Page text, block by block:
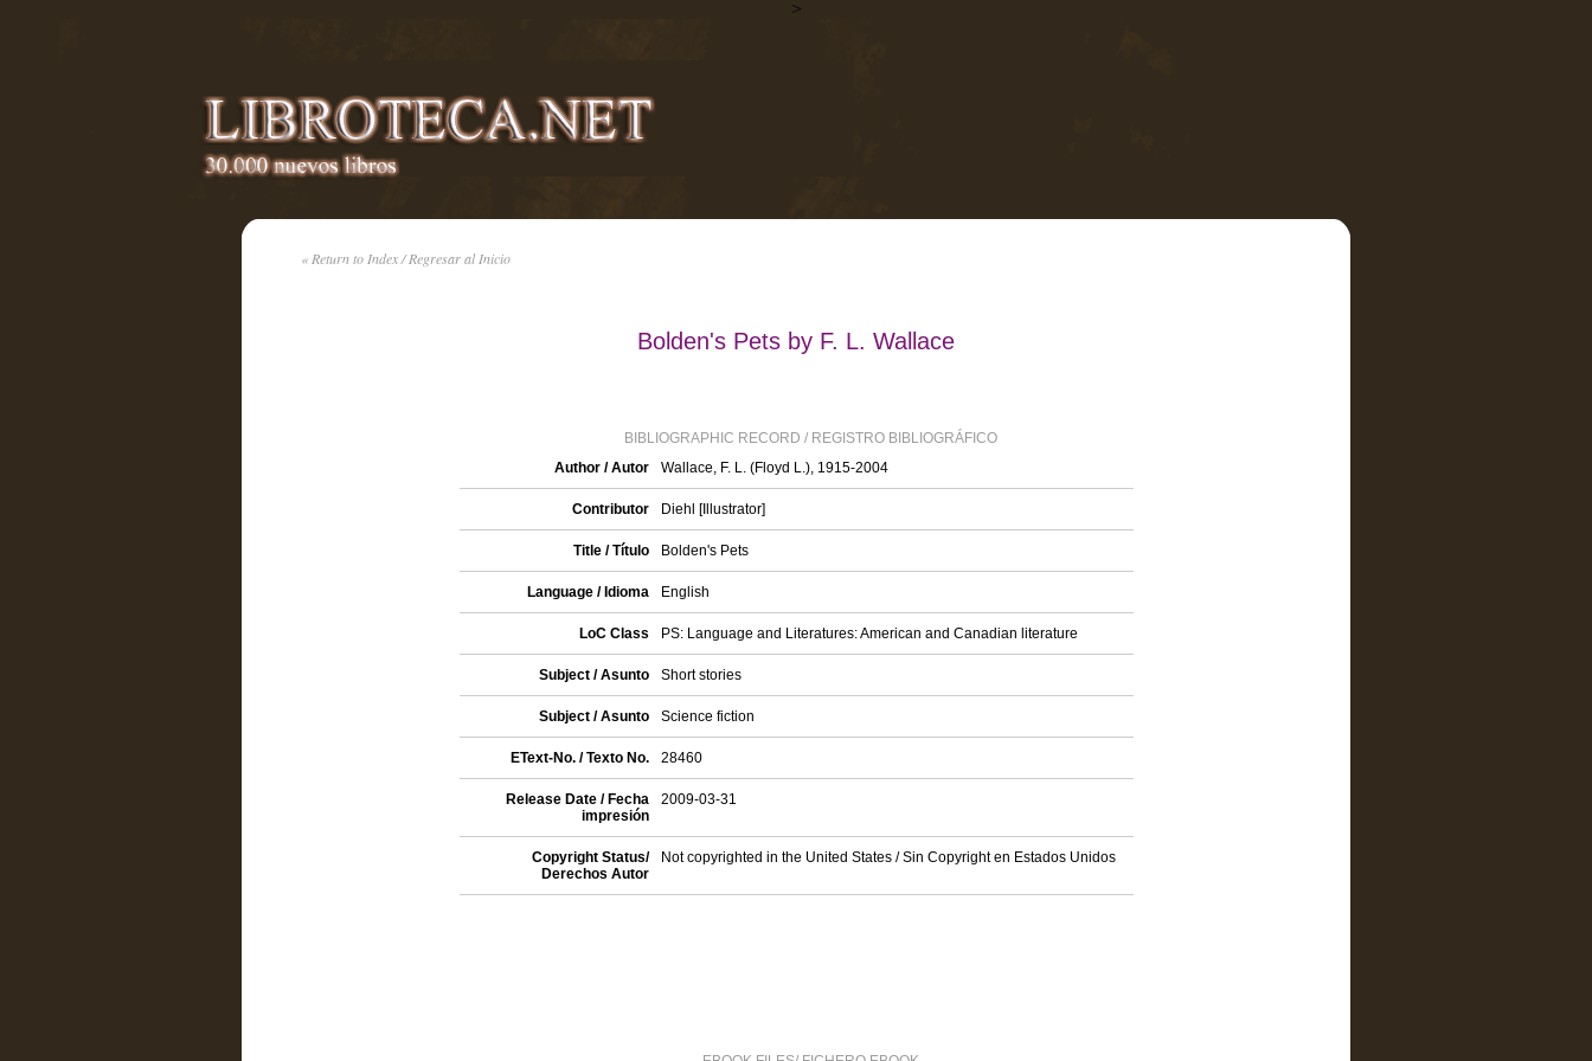
>
« Return to Index / Regresar al Inicio
Bolden's Pets by F. L. Wallace
BIBLIOGRAPHIC RECORD / REGISTRO BIBLIOGRÁFICO
Author / Autor
Wallace, F. L. (Floyd L.), 1915-2004
Contributor Diehl [Illustrator]
Title / Título Bolden's Pets
Language / Idioma English
LoC Class PS: Language and Literatures: American and Canadian literature
Subject / Asunto Short stories
Subject / Asunto Science fiction
EText-No. / Texto No. 28460
Release Date / Fecha
impresión
2009-03-31
Copyright Status/
Derechos Autor
Not copyrighted in the United States / Sin Copyright en Estados Unidos